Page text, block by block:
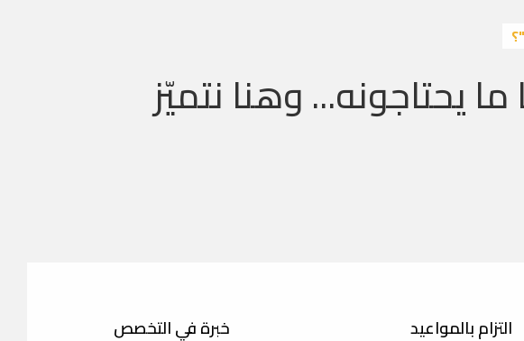
يحتاجونه... وهنا نتميّز
التزام بالمواعيد خبرة في التخصص